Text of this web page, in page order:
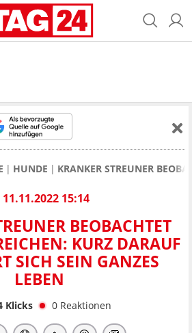
HUNDE KRANKER STREUNER
11.11.2022 15:14
BEOBACHTET
KURZ DARAUF
SICH SEIN GANZES
LEBEN
Klicks 0 Reaktionen